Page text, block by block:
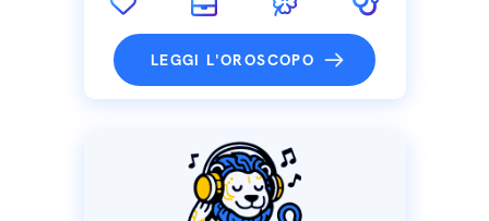
LEGGI L'OROSCOPO